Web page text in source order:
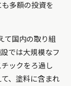
多額の投資を
て国内の取り組
では大規模なフ
ックをろ過し
、塗料に含まれ